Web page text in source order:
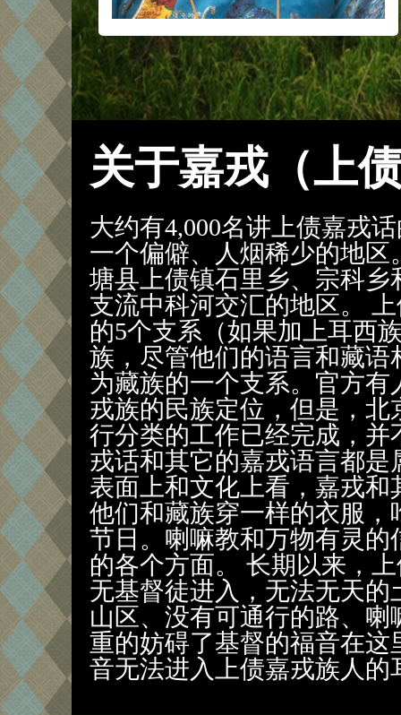
关于嘉戎（上
大约有4,000名讲上债嘉戎
一个偏僻、人烟稀少的地
塘县上债镇石里乡、宗科
支流中科河交汇的地区。
的5个支系（如果加上耳西
族，尽管他们的语言和藏
为藏族的一个支系。官方
戎族的民族定位，但是，
行分类的工作已经完成，
戎话和其它的嘉戎语言都
表面上和文化上看，嘉戎
他们和藏族穿一样的衣服
节日。喇嘛教和万物有灵
的各个方面。 长期以来，
无基督徒进入，无法无天的
山区、没有可通行的路、
重的妨碍了基督的福音在
音无法进入上债嘉戎族人的